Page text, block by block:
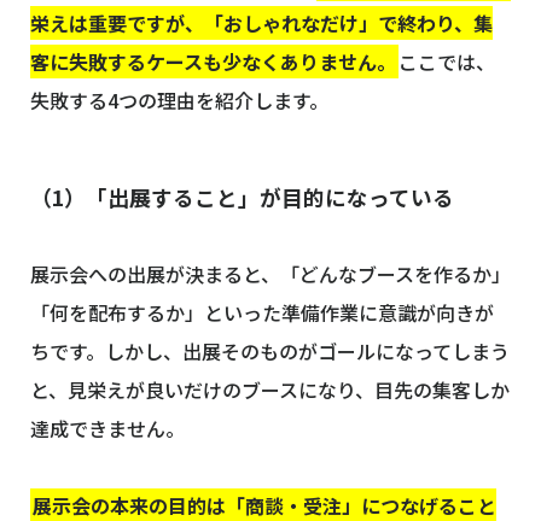
栄えは重要ですが、「おしゃれなだけ」で終わり、集
客に失敗するケースも少なくありません。 ここでは、
失敗する4つの理由を紹介します。
（1）「出展すること」が目的になっている
展示会への出展が決まると、「どんなブースを作るか」
「何を配布するか」といった準備作業に意識が向きが
ちです。しかし、出展そのものがゴールになってしまう
と、見栄えが良いだけのブースになり、目先の集客しか
達成できません。
展示会の本来の目的は「商談・受注」につなげること